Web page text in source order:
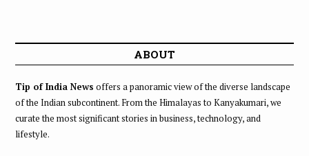
ABOUT
Tip of India News offers a panoramic view of the diverse landscape
of the Indian subcontinent. From the Himalayas to Kanyakumari, we
curate the most significant stories in business, technology, and
lifestyle.